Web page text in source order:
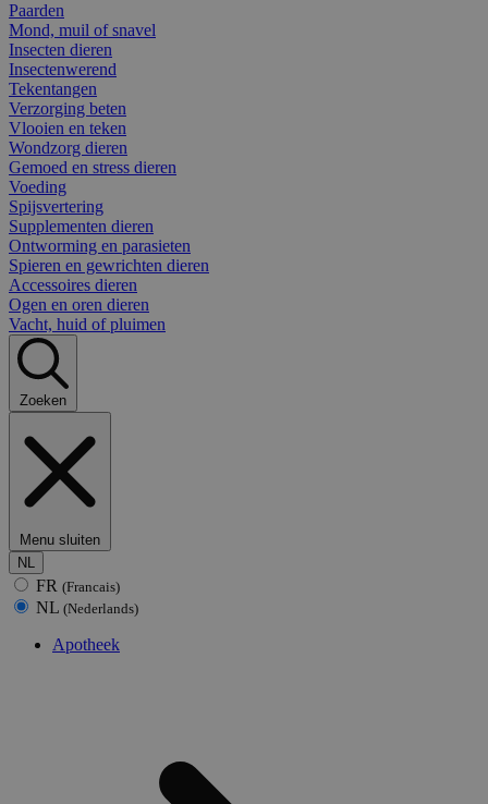
Paarden
Mond, muil of snavel
Insecten dieren
Insectenwerend
Tekentangen
Verzorging beten
Vlooien en teken
Wondzorg dieren
Gemoed en stress dieren
Voeding
Spijsvertering
Supplementen dieren
Ontworming en parasieten
Spieren en gewrichten dieren
Accessoires dieren
Ogen en oren dieren
Vacht, huid of pluimen
Zoeken
Menu sluiten
NL
FR (Francais)
NL (Nederlands)
Apotheek